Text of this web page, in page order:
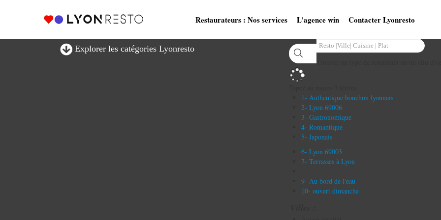
Restaurateurs : Nos services L'agence win Contacter Lyonresto
Explorer les catégories Lyonresto
1- Authentique bouchon lyonnais
2- Lyon 69006
3- Gastronomique
4- Romantique
5- Japonais
6- Lyon 69003
7- Terrasses à Lyon
9- Au bord de l'eau
10- ouvert dimanche